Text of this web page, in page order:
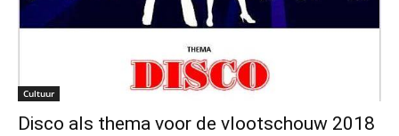
Cultuur
Disco als thema voor de vlootschouw 2018